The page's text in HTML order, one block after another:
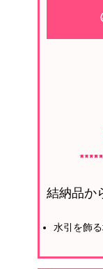
結納品か
水引を飾